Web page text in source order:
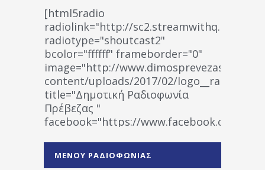
[html5radio
radiolink="http://
radiotype="shoutcast2"
bcolor="ffffff" frameborder="0"
image="http://www.dimosprevezas.gr/wp-
content/uploads/2017/02/
title="Δημοτική Ραδιοφωνία
Πρέβεζας "
facebook="https://www.facebook.com/
1531194763766854/" artist="" ]
ΜΕΝΟΥ ΡΑΔΙΟΦΩΝΙΑΣ